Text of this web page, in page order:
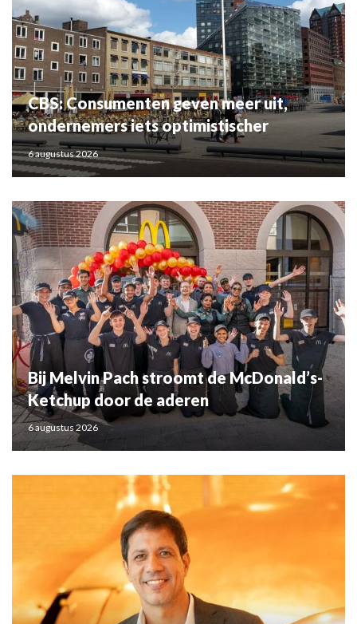
CBS: Consumenten geven meer uit,
ondernemers iets optimistischer
6 augustus 2026
Bij Melvin Pach stroomt de McDonald’s-
Ketchup door de aderen
6 augustus 2026